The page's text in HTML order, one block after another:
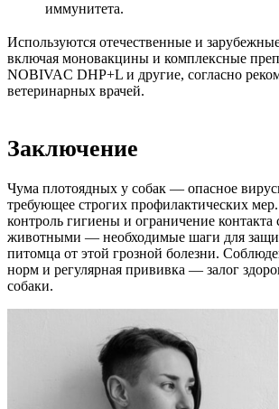
иммунитета.
Используются отечественные и
включая моновакцины и комплексные
NOBIVAC DHP+L и другие, согласно
ветеринарных врачей.
Заключение
Чума плотоядных у собак — опасное
требующее строгих профилактических
контроль гигиены и ограничение
животными — необходимые шаги для
питомца от этой грозной болезни.
норм и регулярная прививка — залог
собаки.